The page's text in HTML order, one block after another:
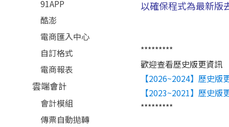
91APP
酷澎
電商匯入中心
自訂格式
電商報表
雲端會計
會計模組
傳票自動拋轉
以確保程式為最新版
*********
歡迎查看歷史版更資訊
【2026~2024】歷史版
【2023~2021】歷史版
*********